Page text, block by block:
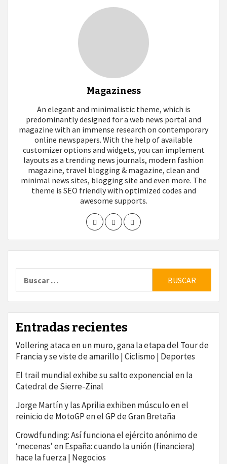
Magaziness
An elegant and minimalistic theme, which is
predominantly designed for a web news portal and
magazine with an immense research on contemporary
online newspapers. With the help of available
customizer options and widgets, you can implement
layouts as a trending news journals, modern fashion
magazine, travel blogging & magazine, clean and
minimal news sites, blogging site and even more. The
theme is SEO friendly with optimized codes and
awesome supports.
Entradas recientes
Vollering ataca en un muro, gana la etapa del Tour de
Francia y se viste de amarillo | Ciclismo | Deportes
El trail mundial exhibe su salto exponencial en la
Catedral de Sierre-Zinal
Jorge Martín y las Aprilia exhiben músculo en el
reinicio de MotoGP en el GP de Gran Bretaña
Crowdfunding: Así funciona el ejército anónimo de
‘mecenas’ en España: cuando la unión (financiera)
hace la fuerza | Negocios